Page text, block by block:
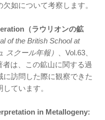
如について考察します。
（ラウリオンの鉱
of the British School at
スクール年報）
、Vol.63、
者は、この鉱山に関する過
訪問した際に観察できた
ています。
in Metallogeny: